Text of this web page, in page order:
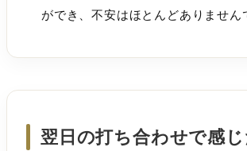
ができ、不安はほとんどありません
翌日の打ち合わせで感